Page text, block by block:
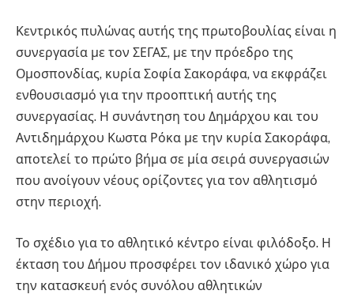
Κεντρικός πυλώνας αυτής της πρωτοβουλίας είναι η
συνεργασία με τον ΣΕΓΑΣ, με την πρόεδρο της
Ομοσπονδίας, κυρία Σοφία Σακοράφα, να εκφράζει
ενθουσιασμό για την προοπτική αυτής της
συνεργασίας. Η συνάντηση του Δημάρχου και του
Αντιδημάρχου Κωστα Ρόκα με την κυρία Σακοράφα,
αποτελεί το πρώτο βήμα σε μία σειρά συνεργασιών
που ανοίγουν νέους ορίζοντες για τον αθλητισμό
στην περιοχή.
Το σχέδιο για το αθλητικό κέντρο είναι φιλόδοξο. Η
έκταση του Δήμου προσφέρει τον ιδανικό χώρο για
την κατασκευή ενός συνόλου αθλητικών